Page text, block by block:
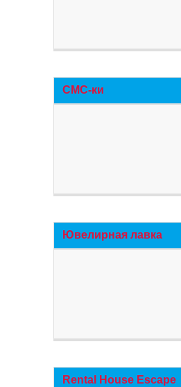
СМС-ки
Ювелирная лавка
Rental House Escape